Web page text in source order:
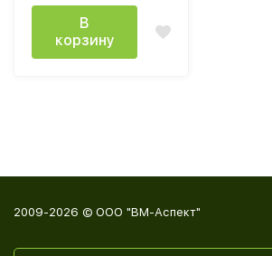
В
корзину
2009-2026 © ООО "ВМ-Аспект"